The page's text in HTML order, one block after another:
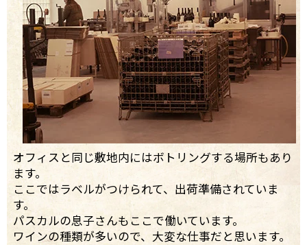
オフィスと同じ敷地内にはボトリングする場所もあり
ます。
ここではラベルがつけられて、出荷準備されていま
す。
パスカルの息子さんもここで働いています。
ワインの種類が多いので、大変な仕事だと思います。